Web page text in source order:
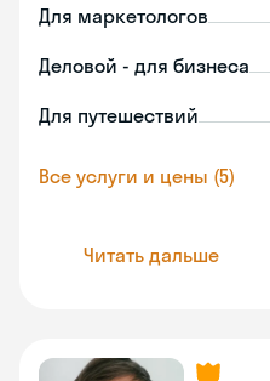
Для маркетологов
Деловой - для бизнеса
Для путешествий
Все услуги и цены (5)
Читать дальше